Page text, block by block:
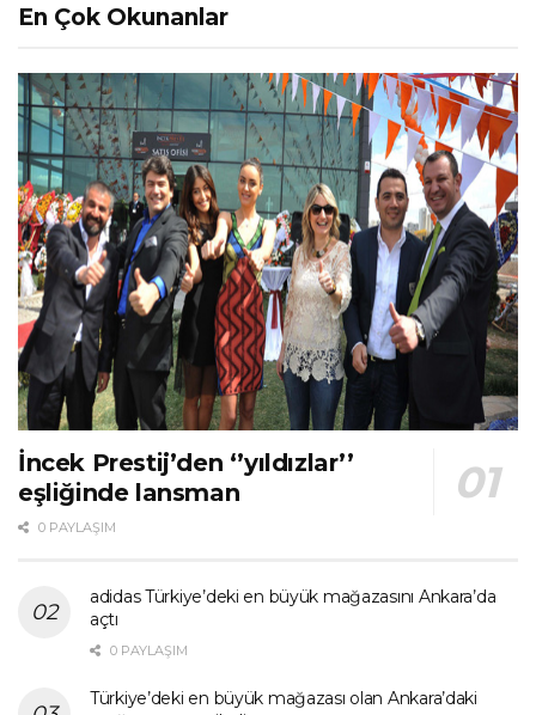
En Çok Okunanlar
İncek Prestij’den ‘’yıldızlar’’
eşliğinde lansman
0 PAYLAŞIM
adidas Türkiye’deki en büyük mağazasını Ankara’da
açtı
0 PAYLAŞIM
Türkiye’deki en büyük mağazası olan Ankara’daki